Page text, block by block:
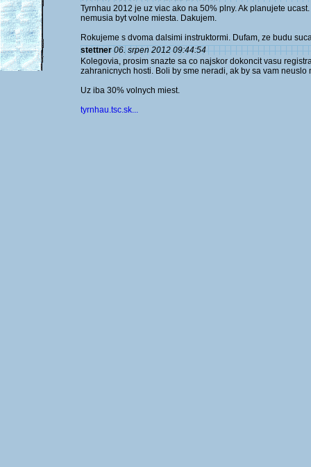
Tyrnhau 2012 je uz viac ako na 50% plny. Ak planujete
nemusia byt volne miesta. Dakujem.
Rokujeme s dvoma dalsimi instruktormi. Dufam, ze budu
stettner 06. srpen 2012 09:44:54
Kolegovia, prosim snazte sa co najskor dokoncit vasu
zahranicnych hosti. Boli by sme neradi, ak by sa vam neuslo
Uz iba 30% volnych miest.
tyrnhau.tsc.sk...